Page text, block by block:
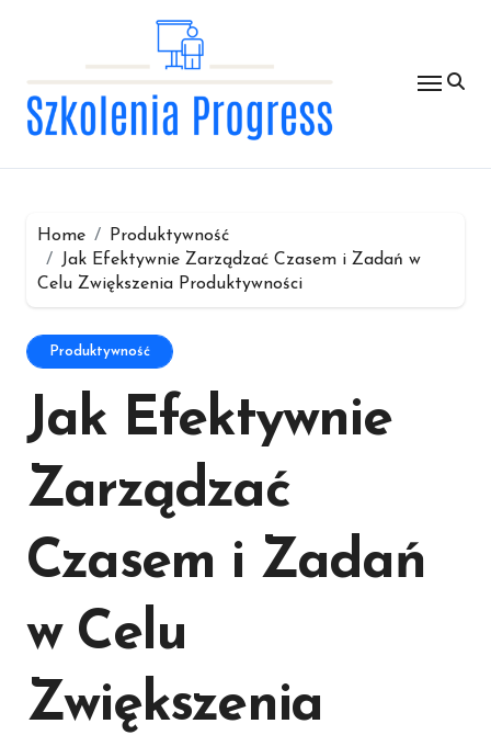
Home
Produktywność
Jak Efektywnie Zarządzać Czasem i Zadań w
Celu Zwiększenia Produktywności
Produktywność
Jak Efektywnie
Zarządzać
Czasem i Zadań
w Celu
Zwiększenia